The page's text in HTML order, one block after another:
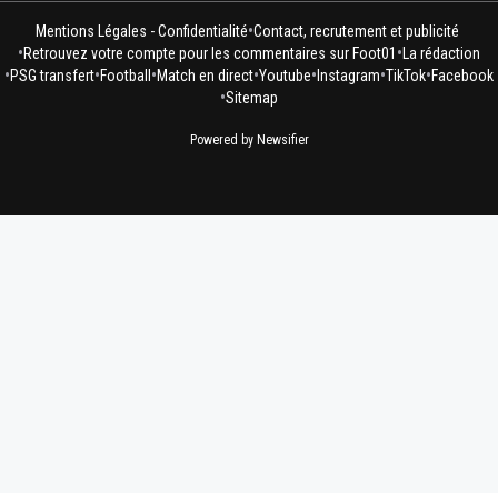
Mentions Légales - Confidentialité•Contact, recrutement et publicité
•Retrouvez votre compte pour les commentaires sur Foot01 • La rédaction
•PSG transfert•Football •Match en direct•Youtube• Instagram•TikTok•Facebook
•Sitemap
Powered by Newsifier